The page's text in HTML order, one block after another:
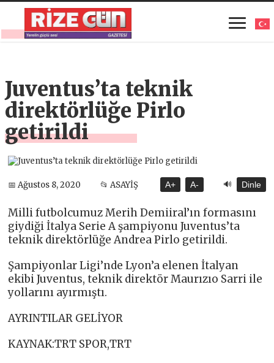
Juventus’ta teknik
direktörlüğe Pirlo
getirildi
📅 Ağustos 8, 2020 📂 ASAYİŞ A+ A- 🔊 Dinle
Milli futbolcumuz Merih Demiiral’ın formasını
giydiği İtalya Serie A şampiyonu Juventus’ta
teknik direktörlüğe Andrea Pirlo getirildi.
Şampiyonlar Ligi’nde Lyon’a elenen İtalyan
ekibi Juventus, teknik direktör Maurızıo Sarri ile
yollarını ayırmıştı.
AYRINTILAR GELİYOR
KAYNAK:TRT SPOR,TRT